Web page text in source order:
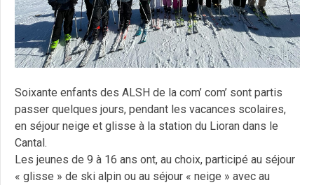
Soixante enfants des ALSH de la com’ com’ sont partis
passer quelques jours, pendant les vacances scolaires,
en séjour neige et glisse à la station du Lioran dans le
Cantal.
Les jeunes de 9 à 16 ans ont, au choix, participé au séjour
« glisse » de ski alpin ou au séjour « neige » avec au